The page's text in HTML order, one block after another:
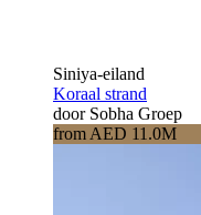
Siniya-eiland
Koraal strand
door Sobha Groep
from AED 11.0M